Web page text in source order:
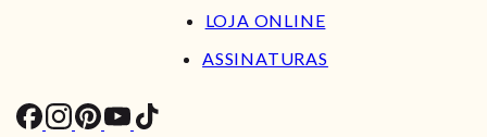
LOJA ONLINE
ASSINATURAS